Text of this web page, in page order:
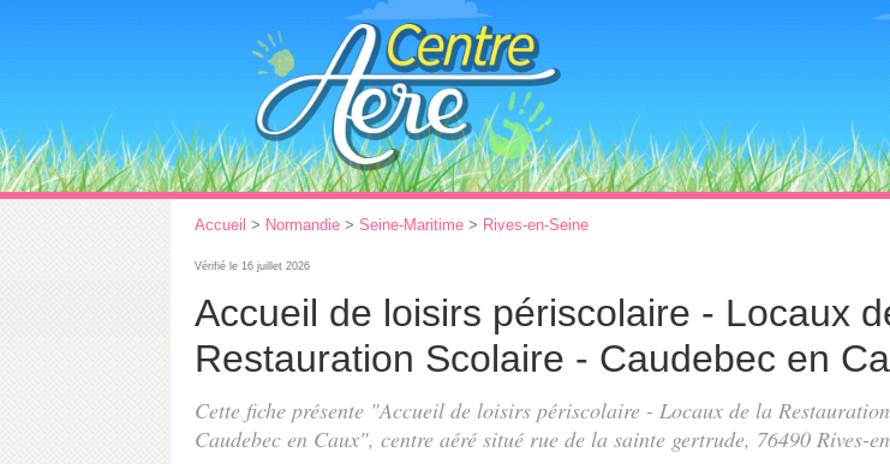
Accueil > Normandie > Seine-Maritime > Rives-en-Seine
Vérifié le 16 juillet 2026
Accueil de loisirs périscolaire - Locaux
Restauration Scolaire - Caudebec en
Cette fiche présente "Accueil de loisirs périscolaire - Locaux de la
Caudebec en Caux", centre aéré situé rue de la sainte gertrude, 76490 Rives-